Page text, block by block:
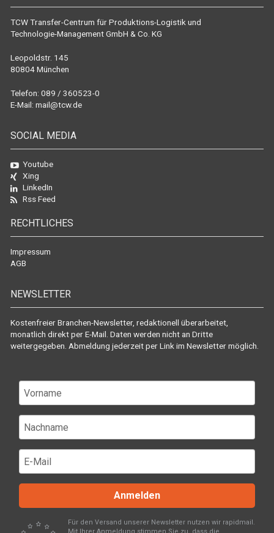
TCW Transfer-Centrum für Produktions-Logistik und
Technologie-Management GmbH & Co. KG
Leopoldstr. 145
80804 München
Telefon: 089 / 360523-0
E-Mail: mail@tcw.de
SOCIAL MEDIA
Youtube
Xing
LinkedIn
Rss Feed
RECHTLICHES
Impressum
AGB
NEWSLETTER
Kostenfreier Branchen-Newsletter, redaktionell überarbeitet,
monatlich direkt per E-Mail. Daten werden nicht an Dritte
weitergegeben. Abmeldung jederzeit per Link im Newsletter möglich.
Anmelden
Für den Versand unserer Newsletter nutzen wir rapidmail.